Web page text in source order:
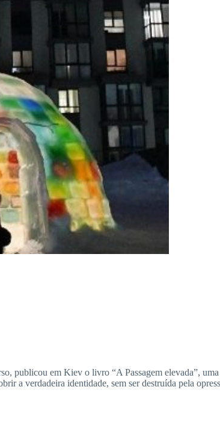
publicou em Kiev o livro “A Passagem elevada”,
a verdadeira identidade, sem ser destruída pela